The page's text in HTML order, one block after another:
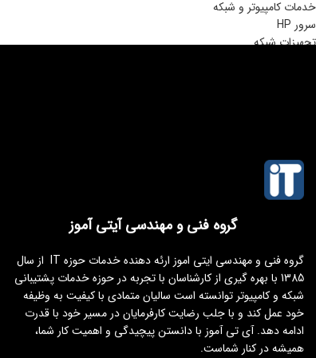
خدمات کامپیوتر و شبکه
سرور HP
تجهیزات شبکه
گروه فنی و مهندسی آیتی آموز
گروه فنی و مهندسی ایتی اموز ارئه دهنده خدمات حوزه IT از سال
1385 با بهره گیری از کارشناسان با تجربه در حوزه خدمات پشتیبانی
شبکه و کامپیوتر توانسته است سالیان متمادی با کیفیت به وظیفه
خود عمل کند و با جلب رضایت کارفرمایان در مسیر خود با قدرت
ادامه دهد. آی تی آموز با دانستن پیچیدگی و اهمیت کار شما،
همیشه در کنار شماست.